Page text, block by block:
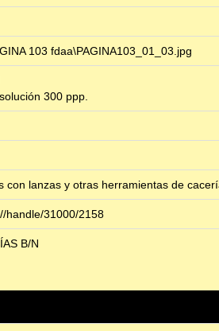
103 fdaa\PAGINA103_01_03.jpg
300 ppp.
con lanzas y otras herramientas de
handle/31000/2158
B/N